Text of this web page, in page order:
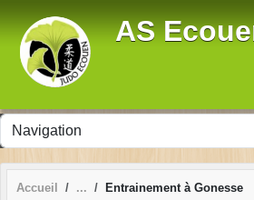
AS
Accueil Entrainement à Gonesse